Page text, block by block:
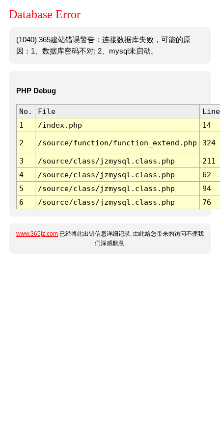
Database Error
(1040) 365建站错误警告：连接数据库失败，可能的原
因：1、数据库密码不对; 2、mysql未启动。
PHP Debug
No. File
Line
1
/index.php 14
2 /source/function/function_extend.php 324
3 /source/class/jzmysql.class.php
211
4
/source/class/jzmysql.class.php
62
5
/source/class/jzmysql.class.php
94
6
/source/class/jzmysql.class.php 76
www.365jz.com 已经将此出错信息详细记录, 由此给您带来的访问不便我
们深感歉意.